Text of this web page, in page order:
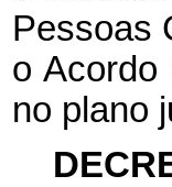
Pessoas
o Acordo
no plano